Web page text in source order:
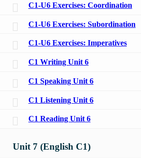
C1-U6 Exercises: Coordination
C1-U6 Exercises: Subordination
C1-U6 Exercises: Imperatives
C1 Writing Unit 6
C1 Speaking Unit 6
C1 Listening Unit 6
C1 Reading Unit 6
Unit 7 (English C1)